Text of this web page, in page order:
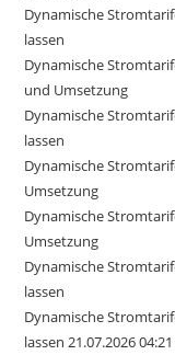
Dynamische
lassen
Dynamische
und Umsetzung
Dynamische
lassen
Dynamische
Umsetzung
Dynamische
Umsetzung
Dynamische
lassen
Dynamische
lassen 21.07.2026 04:21